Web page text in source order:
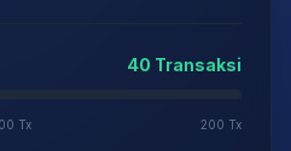
40 Transaksi
Tx 200 Tx